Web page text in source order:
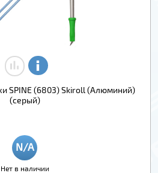
SPINE (6803) Skiroll (Алюминий)
(серый)
Нет в наличии